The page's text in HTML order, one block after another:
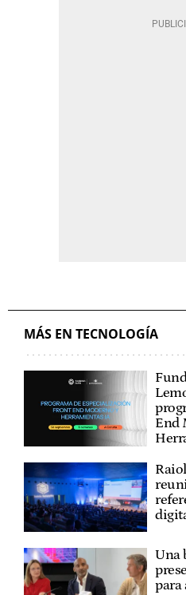
MÁS EN TECNOLOGÍA
End
Una
para